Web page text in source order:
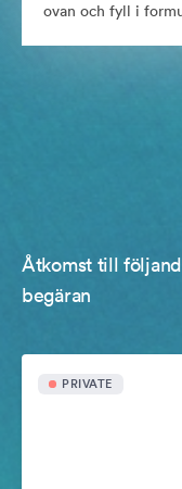
ovan och fyll i
Åtkomst till
begäran
PRIVATE